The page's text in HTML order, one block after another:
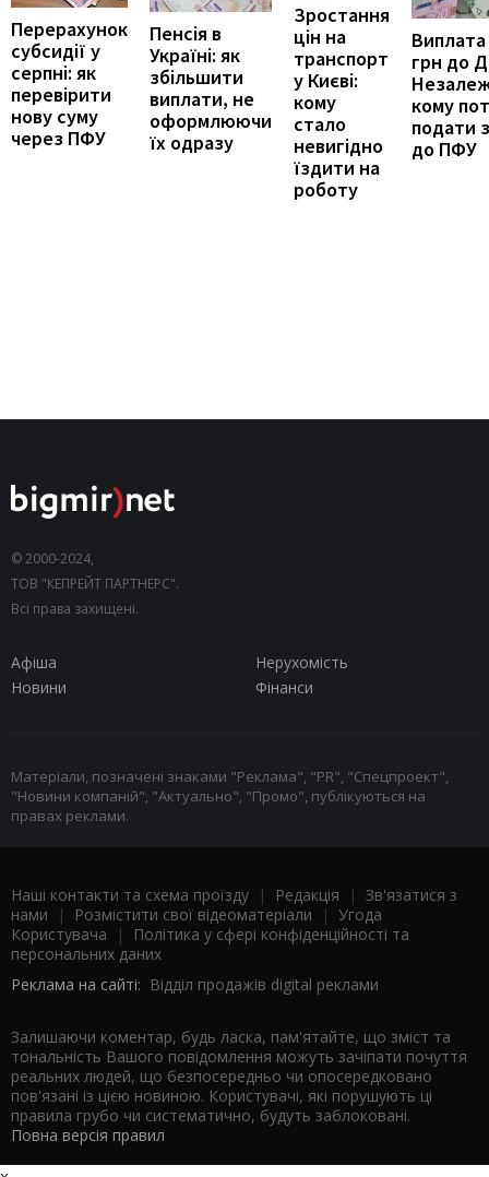
Перерахунок
субсидії у
серпні: як
перевірити
нову суму
через ПФУ
Пенсія в
Україні: як
збільшити
виплати, не
оформлюючи
їх одразу
Зростання
цін на
транспорт
у Києві:
кому
стало
невигідно
їздити на
роботу
Виплата
грн до
кому
подати
до ПФУ
© 2000-2024,
ТОВ "КЕПРЕЙТ ПАРТНЕРС".
Всі права захищені.
Афіша
Нерухомість
Новини
Фінанси
Матеріали, позначені знаками "Реклама", "PR", "Спецпроект",
"Новини компаній", "Актуально", "Промо", публікуються на
правах реклами.
Наші контакти та схема проїзду | Редакція | Зв'язатися з
нами | Розмістити свої відеоматеріали | Угода
Користувача |
Політика у сфері конфіденційності та
персональних даних
Реклама на сайті: Відділ продажів digital реклами
Залишаючи коментар, будь ласка, пам'ятайте, що зміст та
тональність Вашого повідомлення можуть зачіпати почуття
реальних людей, що безпосередньо чи опосередковано
пов'язані із цією новиною. Користувачі, які порушують ці
правила грубо чи систематично, будуть заблоковані.
Повна версія правил